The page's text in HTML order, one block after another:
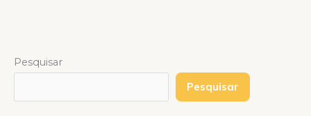
Pesquisar
Pesquisar